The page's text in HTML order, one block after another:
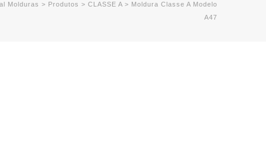
Molduras > Produtos > CLASSE A > Moldura Classe A Modelo
A47